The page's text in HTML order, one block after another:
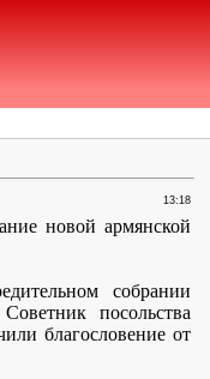
13:18
новой армянской
собрании
посольства
благословение от